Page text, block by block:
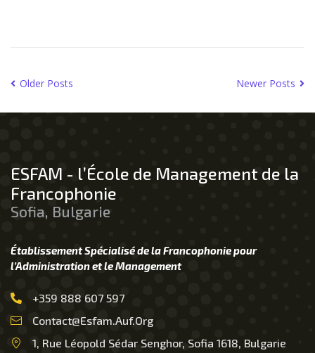
Older Posts Newer Posts
ESFAM - l’École de Management de la
Francophonie
Sofia, Bulgarie
Établissement Spécialisé de la Francophonie pour
l’Administration et le Management
+359 888 607 597
Contact@esfam.auf.org
1, Rue Léopold Sédar Senghor, Sofia 1618, Bulgarie